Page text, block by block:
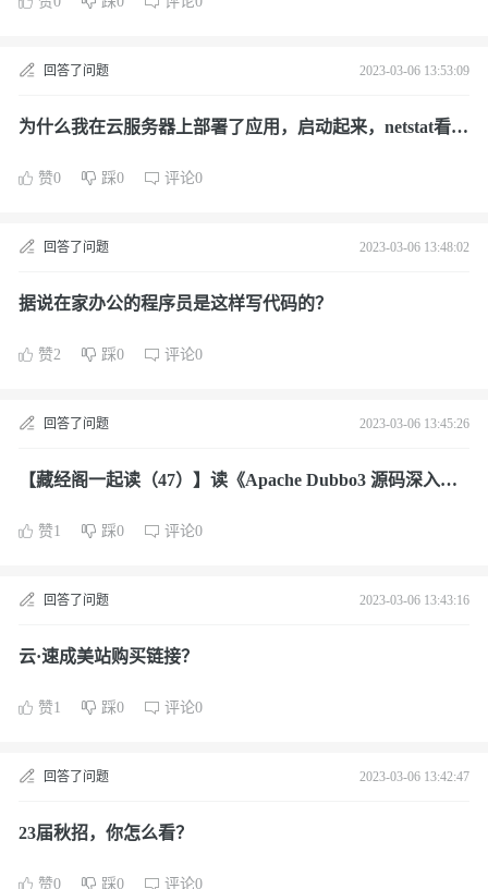
回答了问题 2023-03-06 13:53:09
为什么我在云服务器上部署了应用，启动起来，netstat看端
赞0 踩0 评论0
回答了问题 2023-03-06 13:48:02
据说在家办公的程序员是这样写代码的？
赞2 踩0 评论0
回答了问题 2023-03-06 13:45:26
【藏经阁一起读（47）】读《Apache Dubbo3 源码深入解
赞1 踩0 评论0
回答了问题 2023-03-06 13:43:16
云·速成美站购买链接？
赞1 踩0 评论0
回答了问题 2023-03-06 13:42:47
23届秋招，你怎么看？
赞0 踩0 评论0